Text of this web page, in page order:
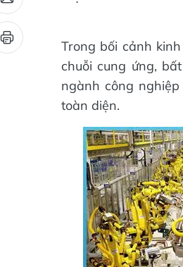
Trong bối cảnh
chuỗi cung ứng,
ngành công
toàn diện.